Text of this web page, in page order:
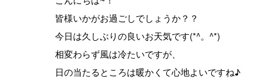
皆様いかがお過ごしでしょうか？？
今日は久しぶりの良いお天気です(*^。^*)
相変わらず風は冷たいですが、
日の当たるところは暖かくて心地よいですね♪